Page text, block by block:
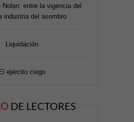
Nolan: entre la vigencia del
industria del asombro
Liquidación
ejército ciego
DE LECTORES